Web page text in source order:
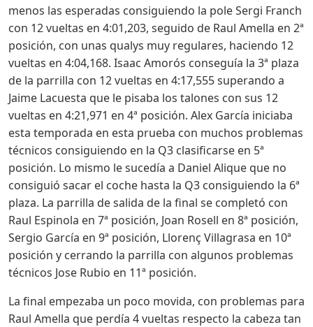
menos las esperadas consiguiendo la pole Sergi Franch
con 12 vueltas en 4:01,203, seguido de Raul Amella en 2ª
posición, con unas qualys muy regulares, haciendo 12
vueltas en 4:04,168. Isaac Amorós conseguía la 3ª plaza
de la parrilla con 12 vueltas en 4:17,555 superando a
Jaime Lacuesta que le pisaba los talones con sus 12
vueltas en 4:21,971 en 4ª posición. Alex García iniciaba
esta temporada en esta prueba con muchos problemas
técnicos consiguiendo en la Q3 clasificarse en 5ª
posición. Lo mismo le sucedía a Daniel Alique que no
consiguió sacar el coche hasta la Q3 consiguiendo la 6ª
plaza. La parrilla de salida de la final se completó con
Raul Espinola en 7ª posición, Joan Rosell en 8ª posición,
Sergio García en 9ª posición, Llorenç Villagrasa en 10ª
posición y cerrando la parrilla con algunos problemas
técnicos Jose Rubio en 11ª posición.
La final empezaba un poco movida, con problemas para
Raul Amella que perdía 4 vueltas respecto la cabeza tan